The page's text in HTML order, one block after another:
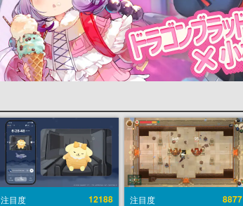
注目度 12188 注目度 8877